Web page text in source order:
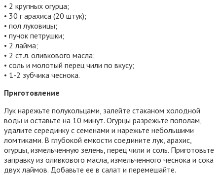
• 2 крупных огурца;
• 30 г арахиса (20 штук);
• пол луковицы;
• пучок петрушки;
• 2 лайма;
• 2 ст.л. оливкового масла;
• соль и молотый перец чили по вкусу;
• 1-2 зубчика чеснока.
Приготовление
Лук нарежьте полукольцами, залейте стаканом холодной
воды и оставьте на 10 минут. Огурцы разрежьте пополам,
удалите серединку с семенами и нарежьте небольшими
ломтиками. В глубокой емкости соедините лук, арахис,
огурцы, измельченную зелень, перец чили и соль. Приготовьте
заправку из оливкового масла, измельченного чеснока и сока
двух лаймов. Добавьте ее в салат и перемешайте.